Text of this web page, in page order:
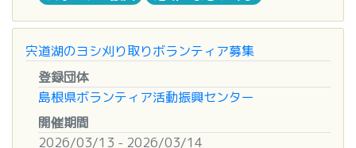
■お問い合わせ・申込先
〒690-0887 松江市殿町279番地 松江歴史館
TEL：0852‐32‐1607 FAX：0852‐32‐1611
メール rekishi1607@mable.ne.jp
■申込締切
２０２６年３月５日（木）
■お問い合わせ先
ます。
■内容
・ランナーへの給水の配布
・コース（沿道）の整理補助
・ランナーの誘導 など
宍道湖のヨシ刈り取りボランティア募集
登録団体
島根県ボランティア活動振興センター
開催期間
2026/03/13 - 2026/03/14